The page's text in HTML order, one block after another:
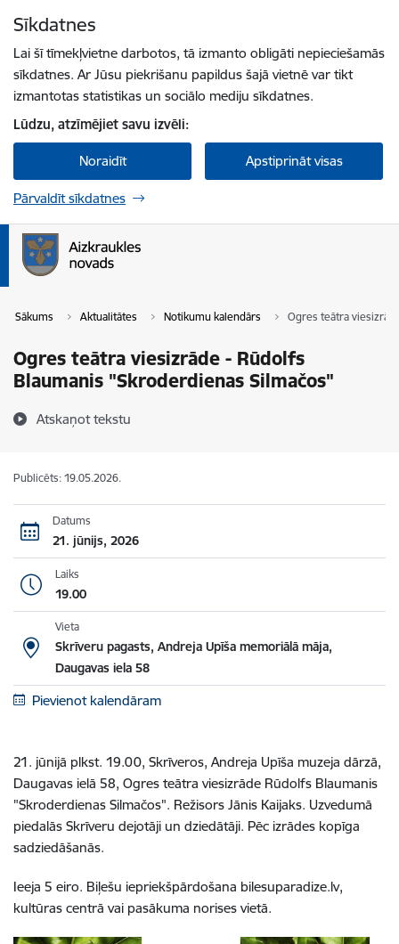
Sīkdatnes
Lai šī tīmekļvietne darbotos, tā izmanto obligāti nepieciešamās
sīkdatnes. Ar Jūsu piekrišanu papildus šajā vietnē var tikt
izmantotas statistikas un sociālo mediju sīkdatnes.
Lūdzu, atzīmējiet savu izvēli:
Noraidīt Apstiprināt visas
Pārvaldīt sīkdatnes
Sākums Aktualitātes Notikumu kalendārs Ogres teātra
Ogres teātra viesizrāde - Rūdolfs
Blaumanis "Skroderdienas Silmačos"
Atskaņot tekstu
Publicēts: 19.05.2026.
Datums
21. jūnijs, 2026
Laiks
19.00
Vieta
Skrīveru pagasts, Andreja Upīša memoriālā māja,
Daugavas iela 58
Pievienot kalendāram
21. jūnijā plkst. 19.00, Skrīveros, Andreja Upīša muzeja dārzā,
Daugavas ielā 58, Ogres teātra viesizrāde Rūdolfs Blaumanis
"Skroderdienas Silmačos". Režisors Jānis Kaijaks. Uzvedumā
piedalās Skrīveru dejotāji un dziedātāji. Pēc izrādes kopīga
sadziedāšanās.
Ieeja 5 eiro. Biļešu iepriekšpārdošana bilesuparadize.lv,
kultūras centrā vai pasākuma norises vietā.